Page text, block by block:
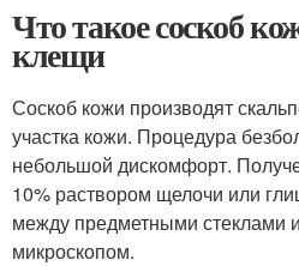
Что такое соскоб
клещи
Соскоб кожи производят
участка кожи. Процедура
небольшой дискомфорт.
10% раствором щелочи или
между предметными стеклами
микроскопом.